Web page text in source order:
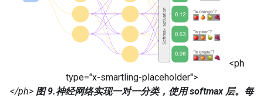
<ph
type="x-smartling-placeholder">
</ph> 图 9.神经网络实现一对一分类，使用 softmax 层。每